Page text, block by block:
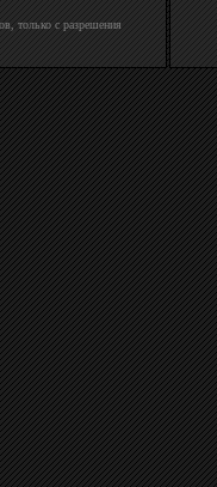
только с разрешения